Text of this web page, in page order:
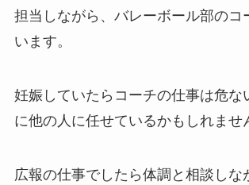
担当しながら、バレーボール部のコ
います。
妊娠していたらコーチの仕事は危な
に他の人に任せているかもしれませ
広報の仕事でしたら体調と相談しな